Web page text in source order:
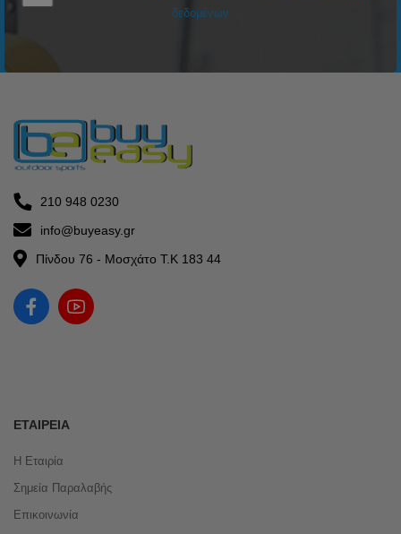
δεδομένων
210 948 0230
info@buyeasy.gr
Πίνδου 76 - Μοσχάτο Τ.Κ 183 44
ΕΤΑΙΡΕΊΑ
Η Εταιρία
Σημεία Παραλαβής
Επικοινωνία